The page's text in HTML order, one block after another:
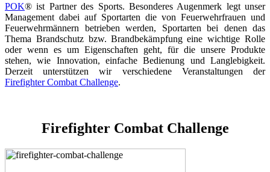
POK® ist Partner des Sports. Besonderes Augenmerk legt unser
Management dabei auf Sportarten die von Feuerwehrfrauen und
Feuerwehrmännern betrieben werden, Sportarten bei denen das
Thema Brandschutz bzw. Brandbekämpfung eine wichtige Rolle
oder wenn es um Eigenschaften geht, für die unsere Produkte
stehen, wie Innovation, einfache Bedienung und Langlebigkeit.
Derzeit unterstützen wir verschiedene Veranstaltungen der
Firefighter Combat Challenge.
Firefighter Combat Challenge